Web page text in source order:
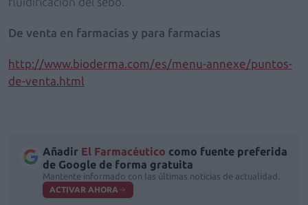
De venta en farmacias y para farmacias
http://www.bioderma.com/es/menu-annexe/puntos-
de-venta.html
Añadir El Farmacéutico como fuente preferida
de Google de forma gratuita
Mantente informado con las últimas noticias de actualidad.
ACTIVAR AHORA